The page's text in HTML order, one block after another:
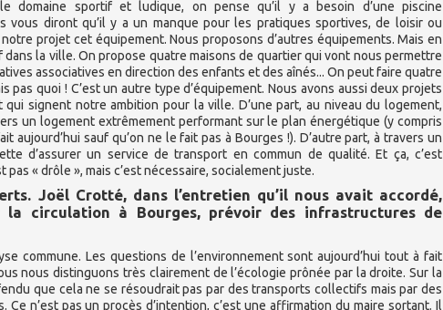
domaine sportif et ludique, on pense qu’il y a besoin d’une piscine
vous diront qu’il y a un manque pour les pratiques sportives, de loisir ou
projet cet équipement. Nous proposons d’autres équipements. Mais en
la ville. On propose quatre maisons de quartier qui vont nous permettre
associatives en direction des enfants et des aînés... On peut faire quatre
quoi ! C’est un autre type d’équipement. Nous avons aussi deux projets
signent notre ambition pour la ville. D’une part, au niveau du logement,
un logement extrêmement performant sur le plan énergétique (y compris
sauf qu’on ne le fait pas à Bourges !). D’autre part, à travers un
d’assurer un service de transport en commun de qualité. Et ça, c’est
« drôle », mais c’est nécessaire, socialement juste.
Joël Crotté, dans l’entretien qu’il nous avait accordé,
circulation à Bourges, prévoir des infrastructures de
commune. Les questions de l’environnement sont aujourd’hui tout à fait
nous distinguons très clairement de l’écologie prônée par la droite. Sur la
que cela ne se résoudrait pas par des transports collectifs mais par des
n’est pas un procès d’intention, c’est une affirmation du maire sortant. Il